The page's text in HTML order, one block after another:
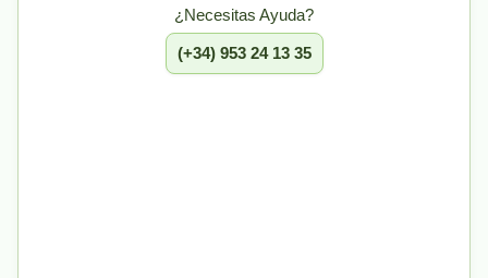
¿Necesitas Ayuda?
(+34) 953 24 13 35